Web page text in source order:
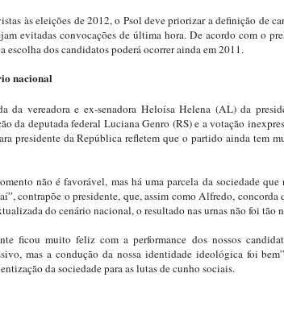
às eleições de 2012, o Psol deve priorizar a definição de
evitadas convocações de última hora. De acordo com o
escolha dos candidatos poderá ocorrer ainda em 2011.
nacional
da vereadora e ex-senadora Heloísa Helena (AL) da
da deputada federal Luciana Genro (RS) e a votação
presidente da República refletem que o partido ainda tem
não é favorável, mas há uma parcela da sociedade
contrapõe o presidente, que, assim como Alfredo, concorda
do cenário nacional, o resultado nas urnas não foi tão
ficou muito feliz com a performance dos nossos
mas a condução da nossa identidade ideológica foi
da sociedade para as lutas de cunho sociais.